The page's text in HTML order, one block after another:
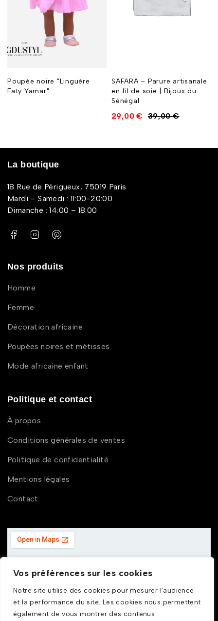
Vos préférences sur les cookies
Notre site utilise des cookies pour mesurer l'audience
et la performance du site. Les cookies nous permettent
également de vous montrer des contenus
Poupée noire "Linguère
Faty Yamar"
SAFARA – Parure artisanale
en fil de soie | Bijoux du
Sénégal
39,00€
29,00€
La boutique
18 Rue de Périgueux, 75019 Paris
Mardi – Samedi : 11:00-20:00
Dimanche : 14:00 – 18:00
Nos produits
Homme
Femme
Décoration africaine
Poupées noires et métisses
Mode africaine enfant
Politique et contact
À propos
Conditions générales de ventes
Politique de confidentialité
Mentions légales
Contact